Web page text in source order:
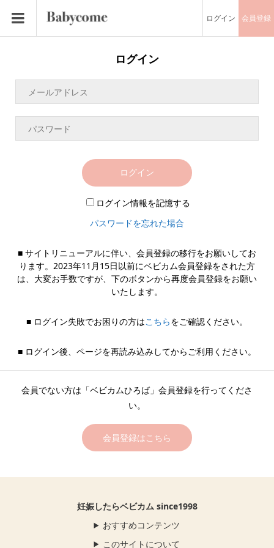
ログイン 会員登録
ログイン
ログイン
ログイン情報を記憶する
パスワードを忘れた場合
■ サイトリニューアルに伴い、会員登録の移行をお願いしてお
ります。2023年11月15日以前にベビカム会員登録をされた方
は、大変お手数ですが、下のボタンから再度会員登録をお願い
いたします。
■ ログイン失敗でお困りの方はこちらをご確認ください。
■ ログイン後、ページを再読み込みしてからご利用ください。
会員でない方は「ベビカムひろば」会員登録を行ってくださ
い。
会員登録はこちら
妊娠したらベビカム since1998
おすすめコンテンツ
このサイトについて